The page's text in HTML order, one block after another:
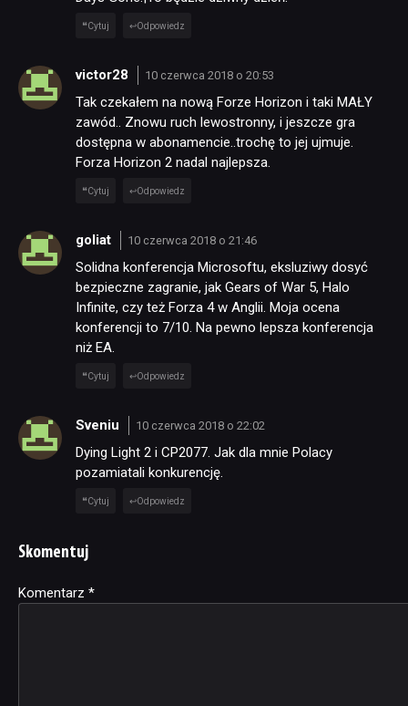
Cytuj Odpowiedz
victor28 10 czerwca 2018 o 20:53
Tak czekałem na nową Forze Horizon i taki MAŁY
zawód.. Znowu ruch lewostronny, i jeszcze gra
dostępna w abonamencie..trochę to jej ujmuje.
Forza Horizon 2 nadal najlepsza.
Cytuj Odpowiedz
goliat 10 czerwca 2018 o 21:46
Solidna konferencja Microsoftu, eksluziwy dosyć
bezpieczne zagranie, jak Gears of War 5, Halo
Infinite, czy też Forza 4 w Anglii. Moja ocena
konferencji to 7/10. Na pewno lepsza konferencja
niż EA.
Cytuj Odpowiedz
Sveniu 10 czerwca 2018 o 22:02
Dying Light 2 i CP2077. Jak dla mnie Polacy
pozamiatali konkurencję.
Cytuj Odpowiedz
Skomentuj
Komentarz *
Alternative: